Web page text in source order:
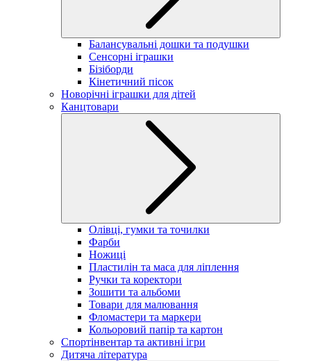
Балансувальні дошки та подушки
Сенсорні іграшки
Бізіборди
Кінетичний пісок
Новорічні іграшки для дітей
Канцтовари
Олівці, гумки та точилки
Фарби
Ножиці
Пластилін та маса для ліплення
Ручки та коректори
Зошити та альбоми
Товари для малювання
Фломастери та маркери
Кольоровий папір та картон
Спортінвентар та активні ігри
Дитяча література